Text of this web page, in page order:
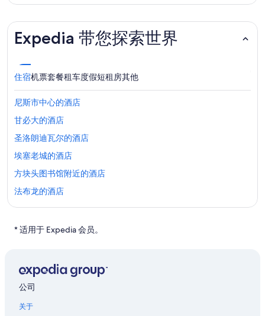
4
天
Expedia 带您探索世界
住宿机票套餐租车度假短租房其他
尼斯市中心的酒店
甘必大的酒店
圣洛朗迪瓦尔的酒店
埃塞老城的酒店
方块头图书馆附近的酒店
法布龙的酒店
位于尼斯的 4 星级酒店
位于尼斯的 5 星级酒店
尼斯的酒店
西米埃兹的酒店
* 适用于 Expedia 会员。
公司
关于